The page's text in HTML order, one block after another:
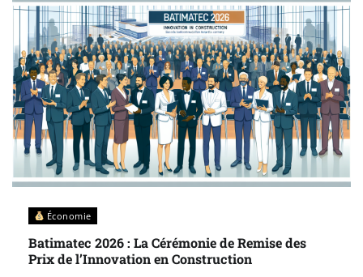
Économie
Batimatec 2026 : La Cérémonie de Remise des
Prix de l’Innovation en Construction